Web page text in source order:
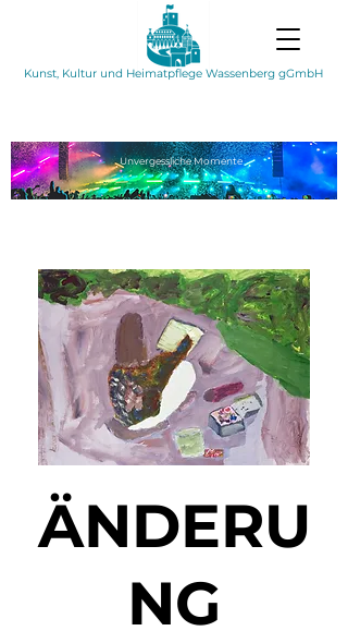
Kunst, Kultur und Heimatpflege Wassenberg gGmbH
UnvergesslicheMomente
ÄNDERU
NG